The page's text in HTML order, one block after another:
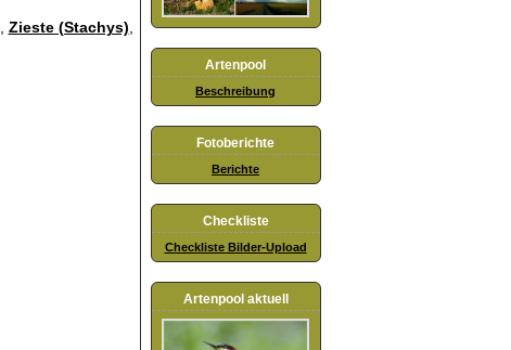
Zieste (Stachys)
Artenpool
Beschreibung
Fotoberichte
Berichte
Checkliste
Checkliste Bilder-Upload
Artenpool aktuell